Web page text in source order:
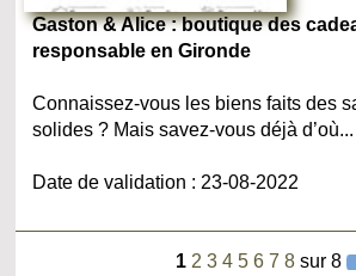
Gaston & Alice : boutique des
responsable en Gironde
Connaissez-vous les biens faits des
solides ? Mais savez-vous déjà d’où...
Date de validation : 23-08-2022
1 2 3 4 5 6 7 8sur 8